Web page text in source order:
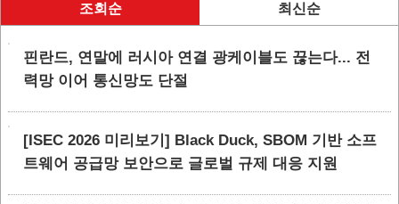
조회순 최신순
핀란드, 연말에 러시아 연결 광케이블도 끊는다... 전
력망 이어 통신망도 단절
[ISEC 2026 미리보기] Black Duck, SBOM 기반 소프
트웨어 공급망 보안으로 글로벌 규제 대응 지원